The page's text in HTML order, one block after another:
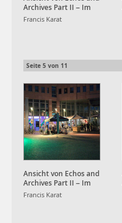
Archives Part II – Im
Strudel der Daten und
Francis Karat
Seite 5 von 11
Ansicht von Echos and
Archives Part II – Im
Strudel der Daten und
Francis Karat